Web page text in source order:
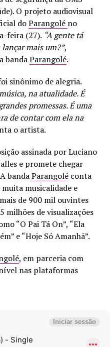
O projeto audiovisual
doParangolé no
feira (27). “A gente tá
mais um?”,
bandaParangolé.
sinônimo de alegria.
na atualidade. É
promessas. É uma
de contar com ela na
o artista.
assinada por Luciano
e promete chegar
bandaParangolé conta
muita musicalidade e
de 900 mil ouvintes
milhões de visualizações
“O Pai Tá On”, “Ela
e “Hoje Só Amanhã”.
, em parceria com
nas plataformas